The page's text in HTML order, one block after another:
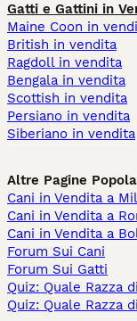
Gatti e Gattini in
Maine Coon in
British in vendita
Ragdoll in vendita
Bengala in vendita
Scottish in vendita
Persiano in vendita
Siberiano in vendita
Altre Pagine
Cani in Vendita a
Cani in Vendita a
Cani in Vendita a
Forum Sui Cani
Forum Sui Gatti
Quiz: Quale Razza
Quiz: Quale Razza